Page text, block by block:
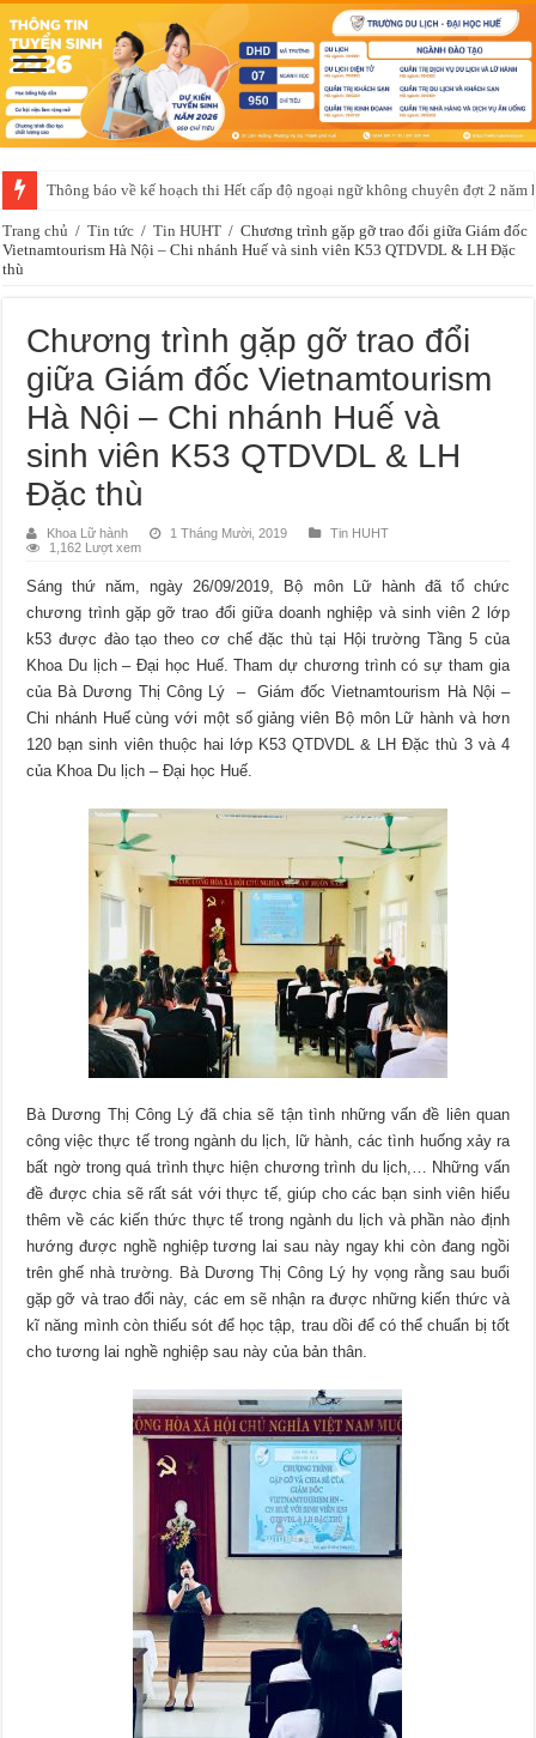
Thông báo về kế hoạch thi Hết cấp độ ngoại ngữ không chuyên đợt 2 năm
Trang chủ / Tin tức / Tin HUHT / Chương trình gặp gỡ trao đổi giữa Giám đốc
Vietnamtourism Hà Nội – Chi nhánh Huế và sinh viên K53 QTDVDL & LH Đặc
thù
Chương trình gặp gỡ trao đổi
giữa Giám đốc Vietnamtourism
Hà Nội – Chi nhánh Huế và
sinh viên K53 QTDVDL & LH
Đặc thù
Khoa Lữ hành 1 Tháng Mười, 2019
Tin HUHT
1,162 Lượt xem
Sáng thứ năm, ngày 26/09/2019, Bộ môn Lữ hành đã tổ chức
chương trình gặp gỡ trao đổi giữa doanh nghiệp và sinh viên 2 lớp
k53 được đào tạo theo cơ chế đặc thù tại Hội trường Tầng 5 của
Khoa Du lịch – Đại học Huế. Tham dự chương trình có sự tham gia
của Bà Dương Thị Công Lý – Giám đốc Vietnamtourism Hà Nội –
Chi nhánh Huế cùng với một số giảng viên Bộ môn Lữ hành và hơn
120 bạn sinh viên thuộc hai lớp K53 QTDVDL & LH Đặc thù 3 và 4
của Khoa Du lịch – Đại học Huế.
Bà Dương Thị Công Lý đã chia sẽ tận tình những vấn đề liên quan
công việc thực tế trong ngành du lịch, lữ hành, các tình huống xảy ra
bất ngờ trong quá trình thực hiện chương trình du lịch,… Những vấn
đề được chia sẽ rất sát với thực tế, giúp cho các bạn sinh viên hiểu
thêm về các kiến thức thực tế trong ngành du lịch và phần nào định
hướng được nghề nghiệp tương lai sau này ngay khi còn đang ngồi
trên ghế nhà trường. Bà Dương Thị Công Lý hy vọng rằng sau buổi
gặp gỡ và trao đổi này, các em sẽ nhận ra được những kiến thức và
kĩ năng mình còn thiếu sót để học tập, trau dồi để có thể chuẩn bị tốt
cho tương lai nghề nghiệp sau này của bản thân.